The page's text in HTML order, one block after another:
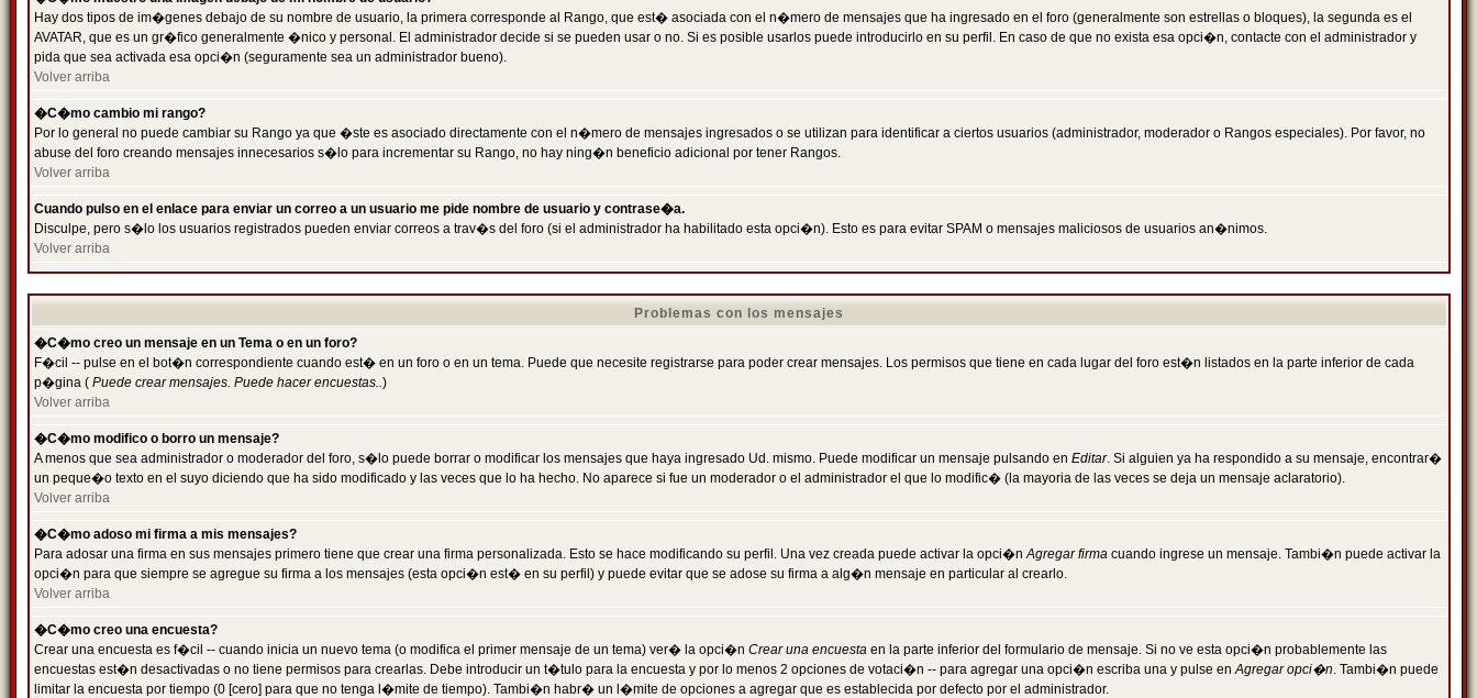
Hay dos tipos de im�genes debajo de su nombre de usuario, la primera corresponde al Rango, que est� asociada con el n�mero de mensajes que ha ingresado en el foro (generalmente son estrellas o bloques), la segunda es el
AVATAR, que es un gr�fico generalmente �nico y personal. El administrador decide si se pueden usar o no. Si es posible usarlos puede introducirlo en su perfil. En caso de que no exista esa opci�n, contacte con el administrador y
pida que sea activada esa opci�n (seguramente sea un administrador bueno).
Volver arriba
�C�mo cambio mi rango?
Por lo general no puede cambiar su Rango ya que �ste es asociado directamente con el n�mero de mensajes ingresados o se utilizan para identificar a ciertos usuarios (administrador, moderador o Rangos especiales). Por favor, no
abuse del foro creando mensajes innecesarios s�lo para incrementar su Rango, no hay ning�n beneficio adicional por tener Rangos.
Volver arriba
Cuando pulso en el enlace para enviar un correo a un usuario me pide nombre de usuario y contrase�a.
Disculpe, pero s�lo los usuarios registrados pueden enviar correos a trav�s del foro (si el administrador ha habilitado esta opci�n). Esto es para evitar SPAM o mensajes maliciosos de usuarios an�nimos.
Volver arriba
Problemas con los mensajes
�C�mo creo un mensaje en un Tema o en un foro?
F�cil -- pulse en el bot�n correspondiente cuando est� en un foro o en un tema. Puede que necesite registrarse para poder crear mensajes. Los permisos que tiene en cada lugar del foro est�n listados en la parte inferior de cada
p�gina ( Puede crear mensajes. Puede hacer encuestas..)
Volver arriba
�C�mo modifico o borro un mensaje?
A menos que sea administrador o moderador del foro, s�lo puede borrar o modificar los mensajes que haya ingresado Ud. mismo. Puede modificar un mensaje pulsando en Editar. Si alguien ya ha respondido a su mensaje, encontrar�
un peque�o texto en el suyo diciendo que ha sido modificado y las veces que lo ha hecho. No aparece si fue un moderador o el administrador el que lo modific� (la mayoria de las veces se deja un mensaje aclaratorio).
Volver arriba
�C�mo adoso mi firma a mis mensajes?
Para adosar una firma en sus mensajes primero tiene que crear una firma personalizada. Esto se hace modificando su perfil. Una vez creada puede activar la opci�nAgregar firma cuando ingrese un mensaje. Tambi�n puede activar la
opci�n para que siempre se agregue su firma a los mensajes (esta opci�n est� en su perfil) y puede evitar que se adose su firma a alg�n mensaje en particular al crearlo.
Volver arriba
�C�mo creo una encuesta?
Crear una encuesta es f�cil -- cuando inicia un nuevo tema (o modifica el primer mensaje de un tema) ver� la opci�n Crear una encuesta en la parte inferior del formulario de mensaje. Si no ve esta opci�n probablemente las
encuestas est�n desactivadas o no tiene permisos para crearlas. Debe introducir un t�tulo para la encuesta y por lo menos 2 opciones de votaci�n -- para agregar una opci�n escriba una y pulse enAgregar opci�n. Tambi�n puede
limitar la encuesta por tiempo (0 [cero] para que no tenga l�mite de tiempo). Tambi�n habr� un l�mite de opciones a agregar que es establecida por defecto por el administrador.